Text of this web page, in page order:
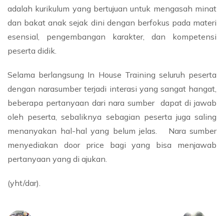
adalah kurikulum yang bertujuan untuk mengasah minat
dan bakat anak sejak dini dengan berfokus pada materi
esensial, pengembangan karakter, dan kompetensi
peserta didik.
Selama berlangsung In House Training seluruh peserta
dengan narasumber terjadi interasi yang sangat hangat,
beberapa pertanyaan dari nara sumber dapat di jawab
oleh peserta, sebaliknya sebagian peserta juga saling
menanyakan hal-hal yang belum jelas. Nara sumber
menyediakan door price bagi yang bisa menjawab
pertanyaan yang di ajukan.
(yht/dar).